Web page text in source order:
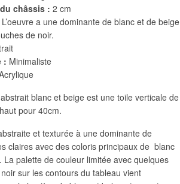
châssis : 2 cm
L’oeuvre a une dominante de blanc et de beige
de noir.
: Minimaliste
blanc et beige est une toile verticale de
pour 40cm.
et texturée à une dominante de
claires avec des coloris principaux de blanc
La palette de couleur limitée avec quelques
sur les contours du tableau vient